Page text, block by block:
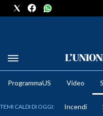
METEO
ProgrammaUS Video
TEMI CALDI DI OGGI: Incendi